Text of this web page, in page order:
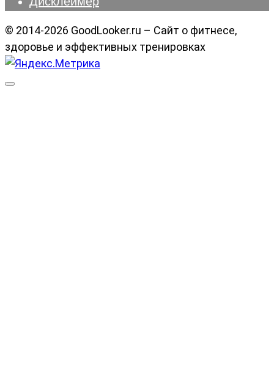
© 2014-2026 GoodLooker.ru – Сайт о фитнесе,
здоровье и эффективных тренировках